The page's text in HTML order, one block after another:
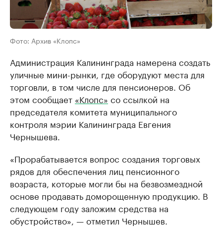
Фото: Архив «Клопс»
Администрация Калининграда намерена создать
уличные мини-рынки, где оборудуют места для
торговли, в том числе для пенсионеров. Об
этом сообщает «Клопс» со ссылкой на
председателя комитета муниципального
контроля мэрии Калининграда Евгения
Чернышева.
«Прорабатывается вопрос создания торговых
рядов для обеспечения лиц пенсионного
возраста, которые могли бы на безвозмездной
основе продавать доморощенную продукцию. В
следующем году заложим средства на
обустройство», — отметил Чернышев.